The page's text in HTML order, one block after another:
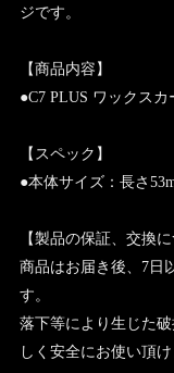
ジです。
【商品内容】
●C7 PLUS ワックス
【スペック】
●本体サイズ：長さ
【製品の保証、交換に
商品はお届き後、7日
す。
落下等により生じた
しく安全にお使い頂